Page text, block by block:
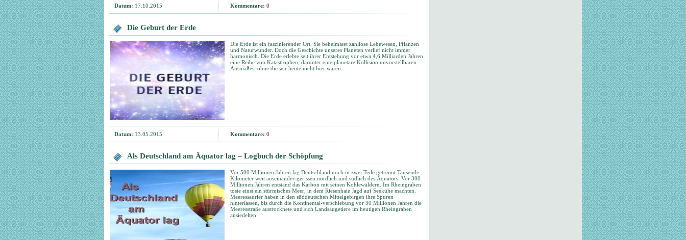
Datum: 17.10.2015 Kommentare: 0
Die Geburt der Erde
Die Erde ist ein faszinierender Ort. Sie beheimatet zahllose Lebewesen, Pflanzen
und Naturwunder. Doch die Geschichte unseres Planeten verlief nicht immer
harmonisch. Die Erde erlebte seit ihrer Entstehung vor etwa 4,6 Milliarden Jahren
eine Reihe von Katastrophen, darunter eine planetare Kollision unvorstellbaren
Ausmaßes, ohne die wir heute nicht hier wären.
Datum: 13.05.2015 Kommentare: 0
Als Deutschland am Äquator lag – Logbuch der Schöpfung
Vor 500 Millionen Jahren lag Deutschland noch in zwei Teile getrennt Tausende
Kilometer weit auseinander-gerissen nördlich und südlich des Äquators. Vor 300
Millionen Jahren entstand das Karbon mit seinen Kohlewäldern. Im Rheingraben
toste einst ein stürmisches Meer, in dem Riesenhaie Jagd auf Seekühe machten.
Meeressaurier haben in den süddeutschen Mittelgebirgen ihre Spuren
hinterlassen, bis durch die Kontinental-verschiebung vor 30 Millionen Jahren die
Meeresstraße austrocknete und sich Landsäugetiere im heutigen Rheingraben
ansiedelten.